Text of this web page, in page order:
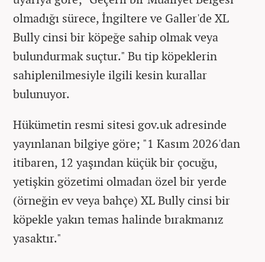
olmadığı sürece, İngiltere ve Galler'de XL
Bully cinsi bir köpeğe sahip olmak veya
bulundurmak suçtur." Bu tip köpeklerin
sahiplenilmesiyle ilgili kesin kurallar
bulunuyor.
Hükümetin resmi sitesi gov.uk adresinde
yayınlanan bilgiye göre; "1 Kasım 2026'dan
itibaren, 12 yaşından küçük bir çocuğu,
yetişkin gözetimi olmadan özel bir yerde
(örneğin ev veya bahçe) XL Bully cinsi bir
köpekle yakın temas halinde bırakmanız
yasaktır."